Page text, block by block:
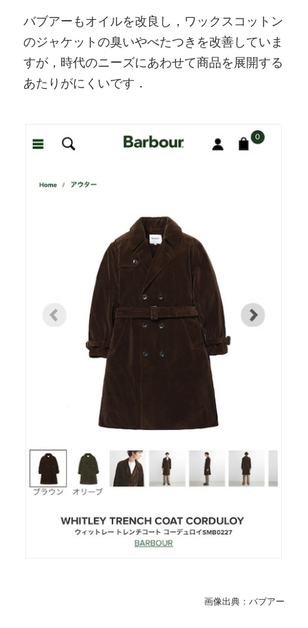
バブアーもオイルを改良し，ワックスコットン
のジャケットの臭いやべたつきを改善していま
すが，時代のニーズにあわせて商品を展開する
あたりがにくいです．
画像出典：バブアー